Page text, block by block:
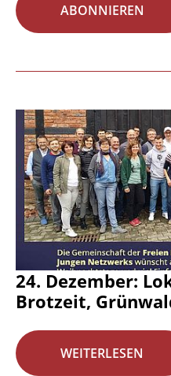
ABONNIEREN
24. Dezember:
Brotzeit,
WEITERLESEN